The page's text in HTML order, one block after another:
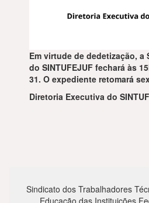
Em virtude de dedetização, a
do SINTUFEJUF fechará às
31. O expediente retomará
Diretoria Executiva do
Sindicato dos Trabalhadores